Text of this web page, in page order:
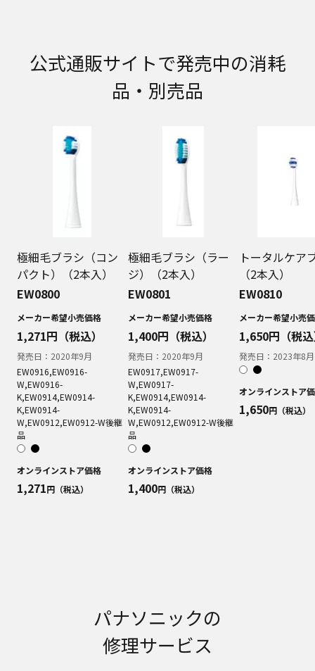
のお取り扱いについて。パナソニック株式会社お
内容を、ご相談への対応や修理、その確認などの
する場合や正当な理由がある場合を除き、第三者
に提供しません。お問い合わせは、ご相談された
書は、原則として商品が発売された当初のものを
掲載しています。したがいまして、会社名やお客
様ご相談窓口の連絡先などが変更されている場合
いる説明書の記載内容と、お客様がお持ちの商品
の仕様がその後のマイナーチェンジにより、異な
る場合があります。本ウェブサイトに公開されて
いる取扱説明書の内容とお手持ちの商品の仕様に
相違がある場合は、ご購入店、お近くの当社商品
の取扱店、または当社サービス会社に直接お問い
合わせください。また、商品に同梱される取扱説
明書が改訂されている場合、当社の選択により、
予告なく、発売当初のものに代えて、改訂版を本
ウェブサイトに掲載する場合もあります。ただ
し、本ウェブサイトに公開されている取扱説明書
は、商品本体に同梱する取扱説明書の変更の度に
修正・更新するものではありません。
商品には、取扱説明書を補足する操作ガイドなど
の印刷物が同梱されていることがありますが、本
ウェブサイトではそれらの印刷物は公開しており
ませんことをご了承ください。
規制などの変化に応じて変更する場合がありま
開されている取扱説明書に記載の安全上のご注意
公式通販サイトで発売中の消耗
品・別売品
極細毛ブラシ（コン
パクト）（2本入）
EW0800
メーカー希望小売価格
1,271円（税込）
発売日： 2020年9月
EW0916,EW0916-
W,EW0916-
K,EW0914,EW0914-
K,EW0914-
W,EW0912,EW0912-W後継
品
オンラインストア価格
1,271円（税込）
極細毛ブラシ（ラー
ジ）（2本入）
EW0801
メーカー希望小売価格
1,400円（税込）
発売日： 2020年9月
EW0917,EW0917-
W,EW0917-
K,EW0914,EW0914-
K,EW0914-
W,EW0912,EW0912-W後継
品
オンラインストア価格
1,400円（税込）
トータルケア
（2本入）
EW0810
メーカー希望小売
1,650円（税
発売日： 2023年8月
オンラインストア
1,650円（税込）
パナソニックの
修理サービス